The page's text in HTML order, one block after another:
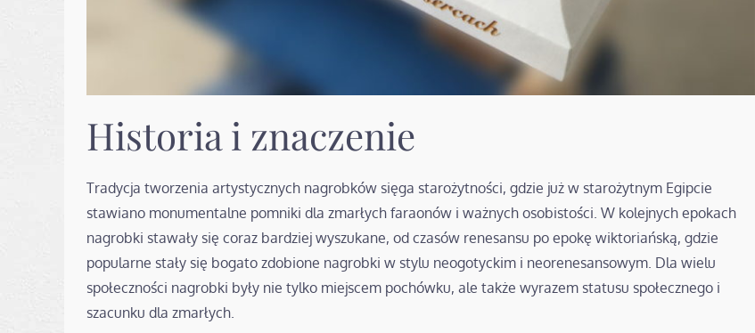
Historia i znaczenie
Tradycja tworzenia artystycznych nagrobków sięga starożytności, gdzie już w starożytnym Egipcie
stawiano monumentalne pomniki dla zmarłych faraonów i ważnych osobistości. W kolejnych epokach
nagrobki stawały się coraz bardziej wyszukane, od czasów renesansu po epokę wiktoriańską, gdzie
popularne stały się bogato zdobione nagrobki w stylu neogotyckim i neorenesansowym. Dla wielu
społeczności nagrobki były nie tylko miejscem pochówku, ale także wyrazem statusu społecznego i
szacunku dla zmarłych.